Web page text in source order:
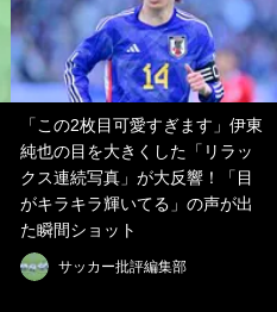
「この2枚目可愛すぎます」伊東
純也の目を大きくした「リラッ
クス連続写真」が大反響！「目
がキラキラ輝いてる」の声が出
た瞬間ショット
サッカー批評編集部